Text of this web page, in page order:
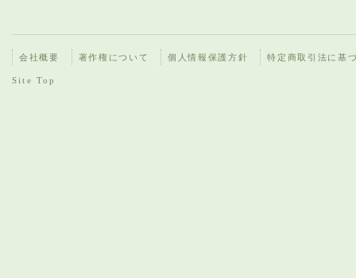
会社概要 著作権について 個人情報保護方針 特定商取引法に基
Site Top